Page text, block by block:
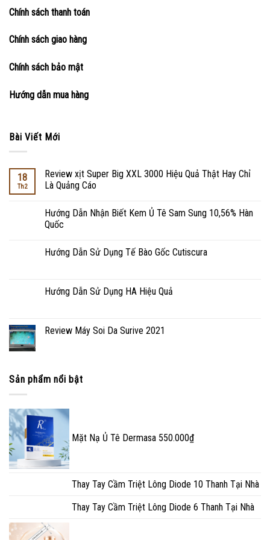
Chính sách thanh toán
Chính sách giao hàng
Chính sách bảo mật
Hướng dẫn mua hàng
Bài Viết Mới
18
Th2
Review xịt Super Big XXL 3000 Hiệu Quả Thật Hay Chỉ
Là Quảng Cáo
Hướng Dẫn Nhận Biết Kem Ủ Tê Sam Sung 10,56% Hàn
Quốc
Hướng Dẫn Sử Dụng Tế Bào Gốc Cutiscura
Hướng Dẫn Sử Dụng HA Hiệu Quả
Review Máy Soi Da Surive 2021
Sản phẩm nổi bật
Mặt Nạ Ủ Tê Dermasa 550.000₫
Thay Tay Cầm Triệt Lông Diode 10 Thanh Tại Nhà
Thay Tay Cầm Triệt Lông Diode 6 Thanh Tại Nhà